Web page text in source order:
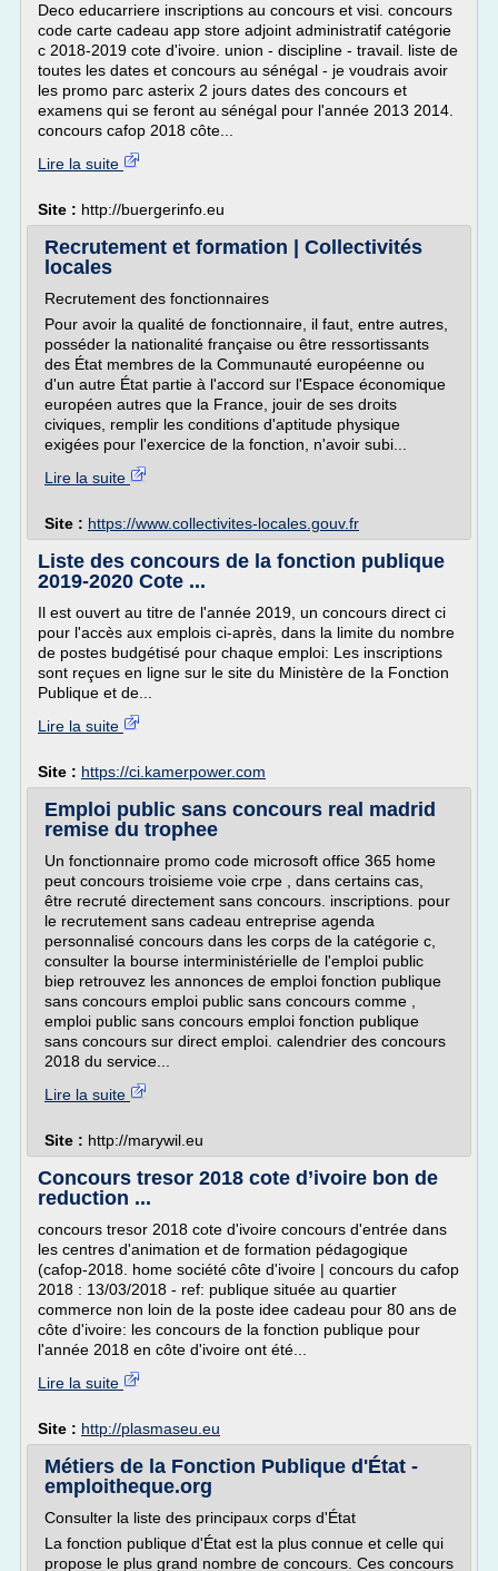
Deco educarriere inscriptions au concours et visi. concours
code carte cadeau app store adjoint administratif catégorie
c 2018-2019 cote d'ivoire. union - discipline - travail. liste de
toutes les dates et concours au sénégal - je voudrais avoir
les promo parc asterix 2 jours dates des concours et
examens qui se feront au sénégal pour l'année 2013 2014.
concours cafop 2018 côte...
Lire la suite
Site : http://buergerinfo.eu
Recrutement et formation | Collectivités
locales
Recrutement des fonctionnaires
Pour avoir la qualité de fonctionnaire, il faut, entre autres,
posséder la nationalité française ou être ressortissants
des État membres de la Communauté européenne ou
d'un autre État partie à l'accord sur l'Espace économique
européen autres que la France, jouir de ses droits
civiques, remplir les conditions d'aptitude physique
exigées pour l'exercice de la fonction, n'avoir subi...
Lire la suite
Site : https://www.collectivites-locales.gouv.fr
Liste des concours de la fonction publique
2019-2020 Cote ...
Il est ouvert au titre de l'année 2019, un concours direct ci
pour l'accès aux emplois ci-après, dans la limite du nombre
de postes budgétisé pour chaque emploi: Les inscriptions
sont reçues en ligne sur le site du Ministère de Ia Fonction
Publique et de...
Lire la suite
Site : https://ci.kamerpower.com
Emploi public sans concours real madrid
remise du trophee
Un fonctionnaire promo code microsoft office 365 home
peut concours troisieme voie crpe , dans certains cas,
être recruté directement sans concours. inscriptions. pour
le recrutement sans cadeau entreprise agenda
personnalisé concours dans les corps de la catégorie c,
consulter la bourse interministérielle de l'emploi public
biep retrouvez les annonces de emploi fonction publique
sans concours emploi public sans concours comme ,
emploi public sans concours emploi fonction publique
sans concours sur direct emploi. calendrier des concours
2018 du service...
Lire la suite
Site : http://marywil.eu
Concours tresor 2018 cote d’ivoire bon de
reduction ...
concours tresor 2018 cote d'ivoire concours d'entrée dans
les centres d'animation et de formation pédagogique
(cafop-2018. home société côte d'ivoire | concours du cafop
2018 : 13/03/2018 - ref: publique située au quartier
commerce non loin de la poste idee cadeau pour 80 ans de
côte d'ivoire: les concours de la fonction publique pour
l'année 2018 en côte d'ivoire ont été...
Lire la suite
Site : http://plasmaseu.eu
Métiers de la Fonction Publique d'État -
emploitheque.org
Consulter la liste des principaux corps d'État
La fonction publique d'État est la plus connue et celle qui
propose le plus grand nombre de concours. Ces concours